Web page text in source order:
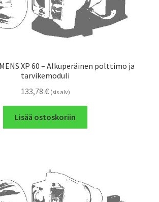
XP 60 – Alkuperäinen polttimo ja
tarvikemoduli
133,78 € (sis alv)
Lisää ostoskoriin